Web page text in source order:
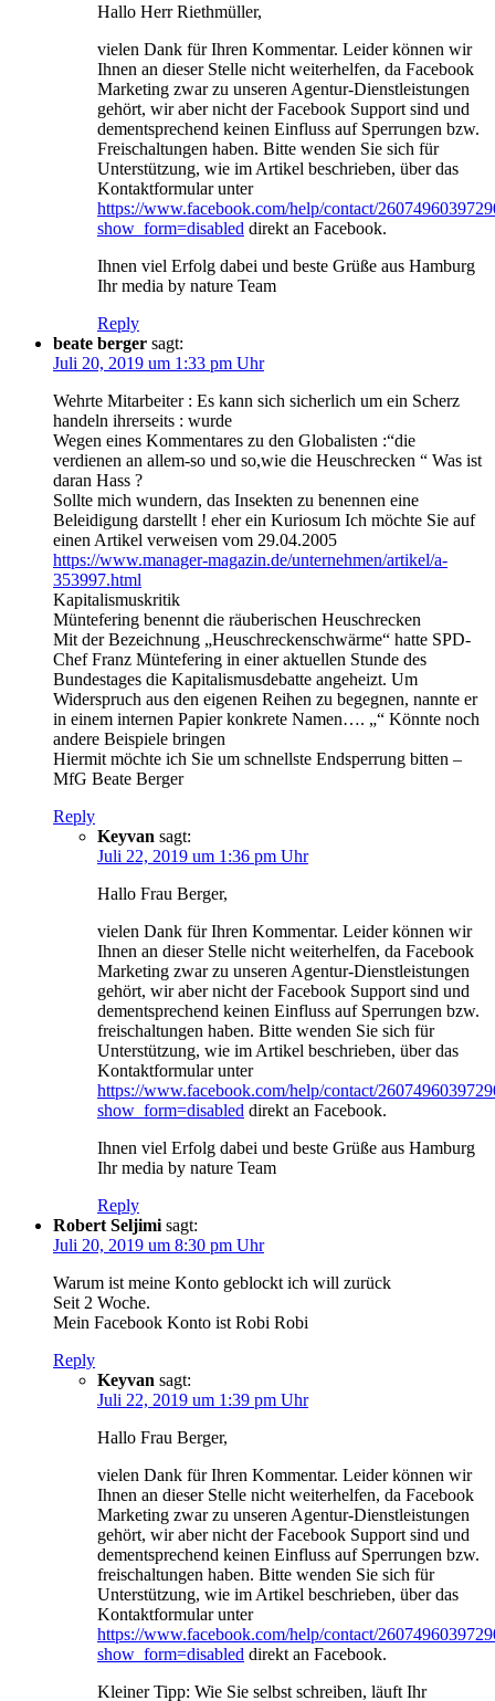
Hallo Herr Riethmüller,
vielen Dank für Ihren Kommentar. Leider können wir
Ihnen an dieser Stelle nicht weiterhelfen, da Facebook
Marketing zwar zu unseren Agentur-Dienstleistungen
gehört, wir aber nicht der Facebook Support sind und
dementsprechend keinen Einfluss auf Sperrungen bzw.
Freischaltungen haben. Bitte wenden Sie sich für
Unterstützung, wie im Artikel beschrieben, über das
Kontaktformular unter
https://www.facebook.com/help/contact/
show_form=disabled direkt an Facebook.
Ihnen viel Erfolg dabei und beste Grüße aus Hamburg
Ihr media by nature Team
Reply
beate berger sagt:
Juli 20, 2019 um 1:33 pm Uhr
Wehrte Mitarbeiter : Es kann sich sicherlich um ein Scherz
handeln ihrerseits : wurde
Wegen eines Kommentares zu den Globalisten :“die
verdienen an allem-so und so,wie die Heuschrecken “ Was ist
daran Hass ?
Sollte mich wundern, das Insekten zu benennen eine
Beleidigung darstellt ! eher ein Kuriosum Ich möchte Sie auf
einen Artikel verweisen vom 29.04.2005
https://www.manager-magazin.de/unternehmen/artikel/a-
353997.html
Kapitalismuskritik
Müntefering benennt die räuberischen Heuschrecken
Mit der Bezeichnung „Heuschreckenschwärme“ hatte SPD-
Chef Franz Müntefering in einer aktuellen Stunde des
Bundestages die Kapitalismusdebatte angeheizt. Um
Widerspruch aus den eigenen Reihen zu begegnen, nannte er
in einem internen Papier konkrete Namen…. „“ Könnte noch
andere Beispiele bringen
Hiermit möchte ich Sie um schnellste Endsperrung bitten –
MfG Beate Berger
Reply
Keyvan sagt:
Juli 22, 2019 um 1:36 pm Uhr
Hallo Frau Berger,
vielen Dank für Ihren Kommentar. Leider können wir
Ihnen an dieser Stelle nicht weiterhelfen, da Facebook
Marketing zwar zu unseren Agentur-Dienstleistungen
gehört, wir aber nicht der Facebook Support sind und
dementsprechend keinen Einfluss auf Sperrungen bzw.
freischaltungen haben. Bitte wenden Sie sich für
Unterstützung, wie im Artikel beschrieben, über das
Kontaktformular unter
https://www.facebook.com/help/contact/
show_form=disabled direkt an Facebook.
Ihnen viel Erfolg dabei und beste Grüße aus Hamburg
Ihr media by nature Team
Reply
Robert Seljimi sagt:
Juli 20, 2019 um 8:30 pm Uhr
Warum ist meine Konto geblockt ich will zurück
Seit 2 Woche.
Mein Facebook Konto ist Robi Robi
Reply
Keyvan sagt:
Juli 22, 2019 um 1:39 pm Uhr
Hallo Frau Berger,
vielen Dank für Ihren Kommentar. Leider können wir
Ihnen an dieser Stelle nicht weiterhelfen, da Facebook
Marketing zwar zu unseren Agentur-Dienstleistungen
gehört, wir aber nicht der Facebook Support sind und
dementsprechend keinen Einfluss auf Sperrungen bzw.
freischaltungen haben. Bitte wenden Sie sich für
Unterstützung, wie im Artikel beschrieben, über das
Kontaktformular unter
https://www.facebook.com/help/contact/
show_form=disabled direkt an Facebook.
Kleiner Tipp: Wie Sie selbst schreiben, läuft Ihr